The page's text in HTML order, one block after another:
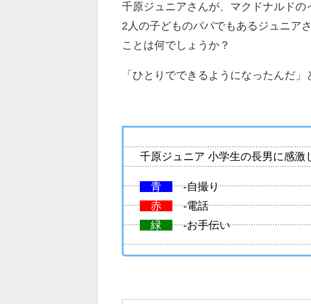
千原ジュニアさんが、マクドナルドの
2人の子どものパパでもあるジュニア
ことは何でしょうか？
「ひとりでできるようになったんだ」
千原ジュニア 小学生の長男に感激
青
-自撮り
赤
-電話
緑
-お手伝い